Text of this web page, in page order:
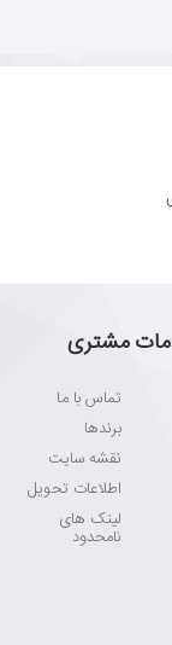
مشتری
تماس با ما
برندها
نقشه سایت
اطلاعات تحویل
لینک های
نامحدود